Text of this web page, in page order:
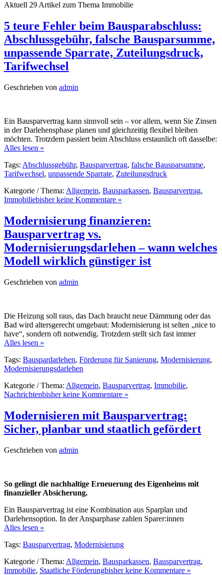
Aktuell 29Artikel zum Thema Immobilie
5 teure Fehler beim Bausparabschluss:
Abschlussgebühr, falsche Bausparsumme,
unpassende Sparrate, Zuteilungsdruck,
Tarifwechsel
Geschrieben von admin
Ein Bausparvertrag kann sinnvoll sein – vor allem, wenn Sie Zinsen
in der Darlehensphase planen und gleichzeitig flexibel bleiben
möchten. Trotzdem passiert beim Abschluss erstaunlich oft dasselbe:
Alles lesen »
Tags: Abschlussgebühr, Bausparvertrag, falsche Bausparsumme,
Tarifwechsel, unpassende Sparrate, Zuteilungsdruck
Kategorie / Thema: Allgemein, Bausparkassen, Bausparvertrag,
Immobiliebisher keine Kommentare »
Modernisierung finanzieren:
Bausparvertrag vs.
Modernisierungsdarlehen – wann welches
Modell wirklich günstiger ist
Geschrieben von admin
Die Heizung soll raus, das Dach braucht neue Dämmung oder das
Bad wird altersgerecht umgebaut: Modernisierung ist selten „nice to
have“, sondern oft notwendig. Trotzdem stellt sich fast immer
Alles lesen »
Tags: Bauspardarlehen, Förderung für Sanierung, Modernisierung,
Modernisierungsdarlehen
Kategorie / Thema: Allgemein, Bausparvertrag, Immobilie,
Nachrichtenbisher keine Kommentare »
Modernisieren mit Bausparvertrag:
Sicher, planbar und staatlich gefördert
Geschrieben von admin
So gelingt die nachhaltige Erneuerung des Eigenheims mit
finanzieller Absicherung.
Ein Bausparvertrag ist eine Kombination aus Sparplan und
Darlehensoption. In der Ansparphase zahlen Sparer:innen
Alles lesen »
Tags: Bausparvertrag, Modernisierung
Kategorie / Thema: Allgemein, Bausparkassen, Bausparvertrag,
Immobilie, Staatliche Förderungbisher keine Kommentare »